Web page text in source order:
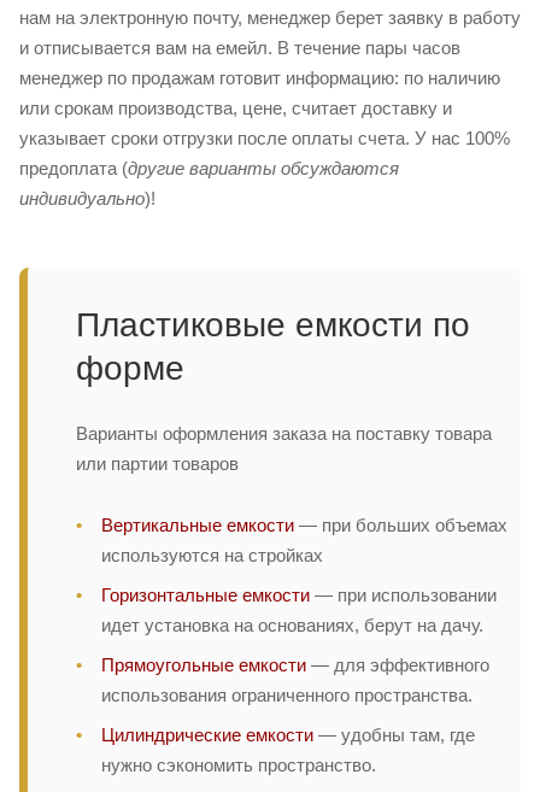
нам на электронную почту, менеджер берет заявку в работу
и отписывается вам на емейл. В течение пары часов
менеджер по продажам готовит информацию: по наличию
или срокам производства, цене, считает доставку и
указывает сроки отгрузки после оплаты счета. У нас 100%
предоплата (другие варианты обсуждаются
индивидуально)!
Пластиковые емкости по
форме
Варианты оформления заказа на поставку товара
или партии товаров
Вертикальные емкости — при больших объемах
используются на стройках
Горизонтальные емкости — при использовании
идет установка на основаниях, берут на дачу.
Прямоугольные емкости — для эффективного
использования ограниченного пространства.
Цилиндрические емкости — удобны там, где
нужно сэкономить пространство.